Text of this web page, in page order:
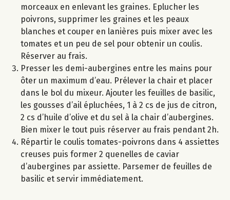
morceaux en enlevant les graines. Eplucher les
poivrons, supprimer les graines et les peaux
blanches et couper en lanières puis mixer avec les
tomates et un peu de sel pour obtenir un coulis.
Réserver au frais.
Presser les demi-aubergines entre les mains pour
ôter un maximum d’eau. Prélever la chair et placer
dans le bol du mixeur. Ajouter les feuilles de basilic,
les gousses d’ail épluchées, 1 à 2 cs de jus de citron,
2 cs d’huile d’olive et du sel à la chair d’aubergines.
Bien mixer le tout puis réserver au frais pendant 2h.
Répartir le coulis tomates-poivrons dans 4 assiettes
creuses puis former 2 quenelles de caviar
d’aubergines par assiette. Parsemer de feuilles de
basilic et servir immédiatement.